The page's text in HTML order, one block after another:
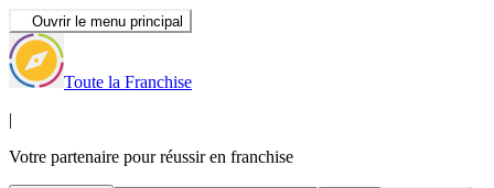
Ouvrir le menu principal
Toute la Franchise
|
Votre partenaire pour réussir en franchise